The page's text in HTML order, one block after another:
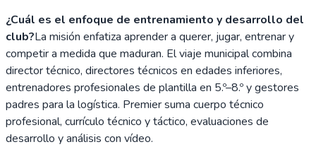
¿Cuál es el enfoque de entrenamiento y desarrollo del
club?La misión enfatiza aprender a querer, jugar, entrenar y
competir a medida que maduran. El viaje municipal combina
director técnico, directores técnicos en edades inferiores,
entrenadores profesionales de plantilla en 5.º–8.º y gestores
padres para la logística. Premier suma cuerpo técnico
profesional, currículo técnico y táctico, evaluaciones de
desarrollo y análisis con vídeo.